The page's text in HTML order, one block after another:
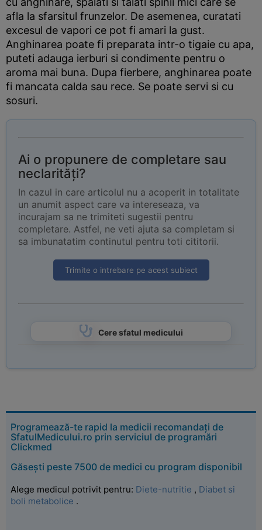
afla la sfarsitul frunzelor. De asemenea, curatati
excesul de vapori ce pot fi amari la gust.
Anghinarea poate fi preparata intr-o tigaie cu apa,
puteti adauga ierburi si condimente pentru o
aroma mai buna. Dupa fierbere, anghinarea poate
fi mancata calda sau rece. Se poate servi si cu
sosuri.
Ai o propunere de completare sau
neclarități?
In cazul in care articolul nu a acoperit in totalitate
un anumit aspect care va intereseaza, va
incurajam sa ne trimiteti sugestii pentru
completare. Astfel, ne veti ajuta sa completam si
sa imbunatatim continutul pentru toti cititorii.
Trimite o intrebare pe acest subiect
Cere sfatul medicului
Programează-te rapid la medicii recomandați de
SfatulMedicului.ro prin serviciul de programări
Clickmed
Găsești peste 7500 de medici cu program disponibil
Alege medicul potrivit pentru: Diete-nutritie , Diabet si
boli metabolice .